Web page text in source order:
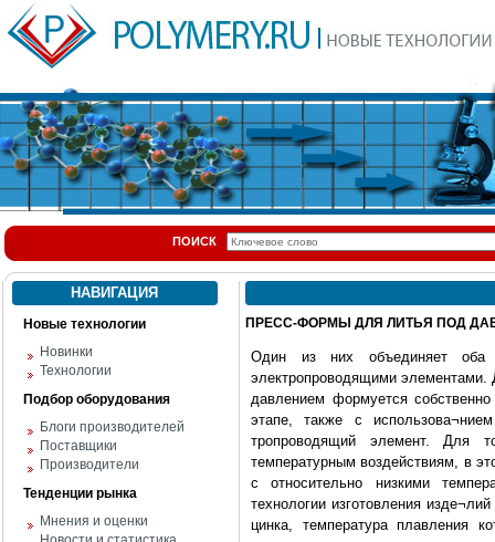
ПОИСК
НАВИГАЦИЯ
Новые технологии
Новинки
Технологии
Подбор оборудования
Блоги производителей
Поставщики
Производители
Тенденции рынка
Мнения и оценки
ПРЕСС-ФОРМЫ ДЛЯ ЛИТЬЯ ПОД
Один из них объединяет оба
электропроводящими элементами.
давлением формуется
этапе, также с
тропроводящий элемент. Для
температурным воздействиям, в
с относительно низкими
технологии изготовления
цинка, температура плавления